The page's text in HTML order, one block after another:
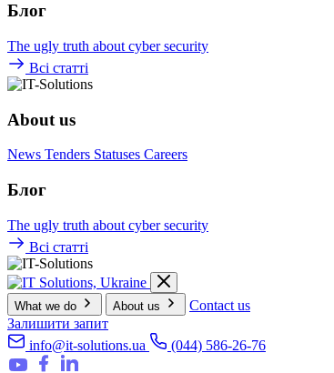
Блог
The ugly truth about cyber security
Всі статті
About us
News Tenders Statuses Careers
Блог
The ugly truth about cyber security
Всі статті
What we do About us
Contact us
Залишити запит
info@it-solutions.ua
(044) 586-26-76